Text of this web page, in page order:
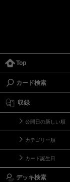
Top
カード検索
収録
公開日の新しい順
カテゴリー順
カード誕生日
デッキ検索